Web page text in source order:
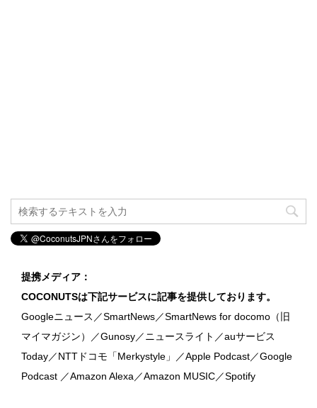
提携メディア：
COCONUTSは下記サービスに記事を提供しております。
Googleニュース／SmartNews／SmartNews for docomo（旧
マイマガジン）／Gunosy／ニュースライト／auサービス
Today／NTTドコモ「Merkystyle」／Apple Podcast／Google
Podcast ／Amazon Alexa／Amazon MUSIC／Spotify